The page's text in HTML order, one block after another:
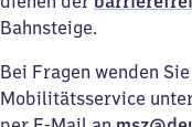
Bahnsteige.
Bei Fragen wenden
Mobilitätsservice